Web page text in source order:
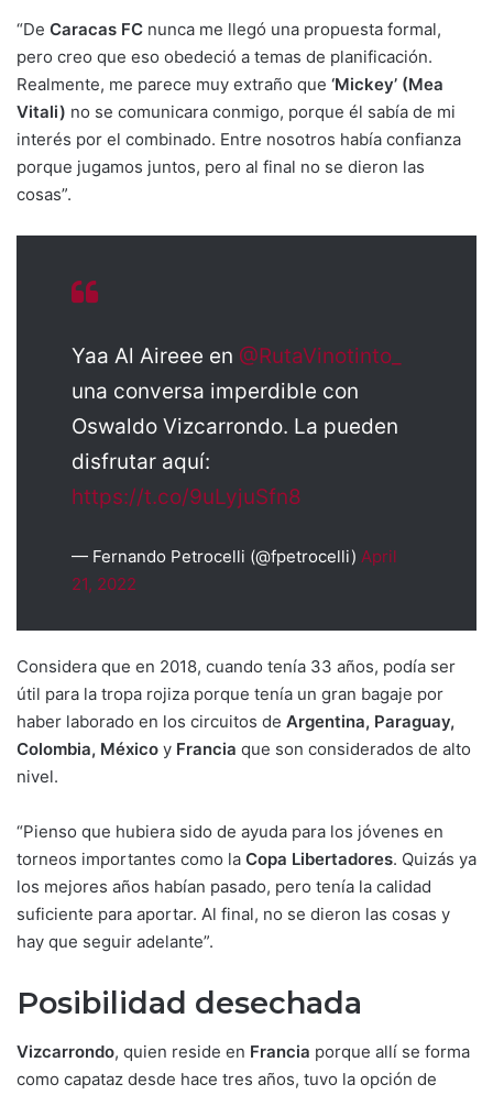
“De Caracas FC nunca me llegó una propuesta formal,
pero creo que eso obedeció a temas de planificación.
Realmente, me parece muy extraño que ‘Mickey’ (Mea
Vitali) no se comunicara conmigo, porque él sabía de mi
interés por el combinado. Entre nosotros había confianza
porque jugamos juntos, pero al final no se dieron las
cosas”.
Yaa Al Aireee en @RutaVinotinto_
una conversa imperdible con
Oswaldo Vizcarrondo. La pueden
disfrutar aquí:
https://t.co/9uLyjuSfn8
— Fernando Petrocelli (@fpetrocelli) April
21, 2022
Considera que en 2018, cuando tenía 33 años, podía ser
útil para la tropa rojiza porque tenía un gran bagaje por
haber laborado en los circuitos de Argentina, Paraguay,
Colombia, México y Francia que son considerados de alto
nivel.
“Pienso que hubiera sido de ayuda para los jóvenes en
torneos importantes como la Copa Libertadores. Quizás ya
los mejores años habían pasado, pero tenía la calidad
suficiente para aportar. Al final, no se dieron las cosas y
hay que seguir adelante”.
Posibilidad desechada
Vizcarrondo, quien reside en Francia porque allí se forma
como capataz desde hace tres años, tuvo la opción de